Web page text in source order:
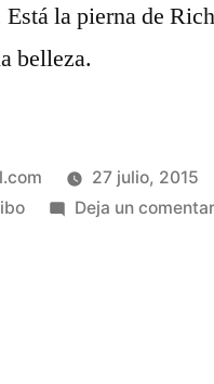
Está la pierna de
belleza.
27 julio, 2015
Deja un